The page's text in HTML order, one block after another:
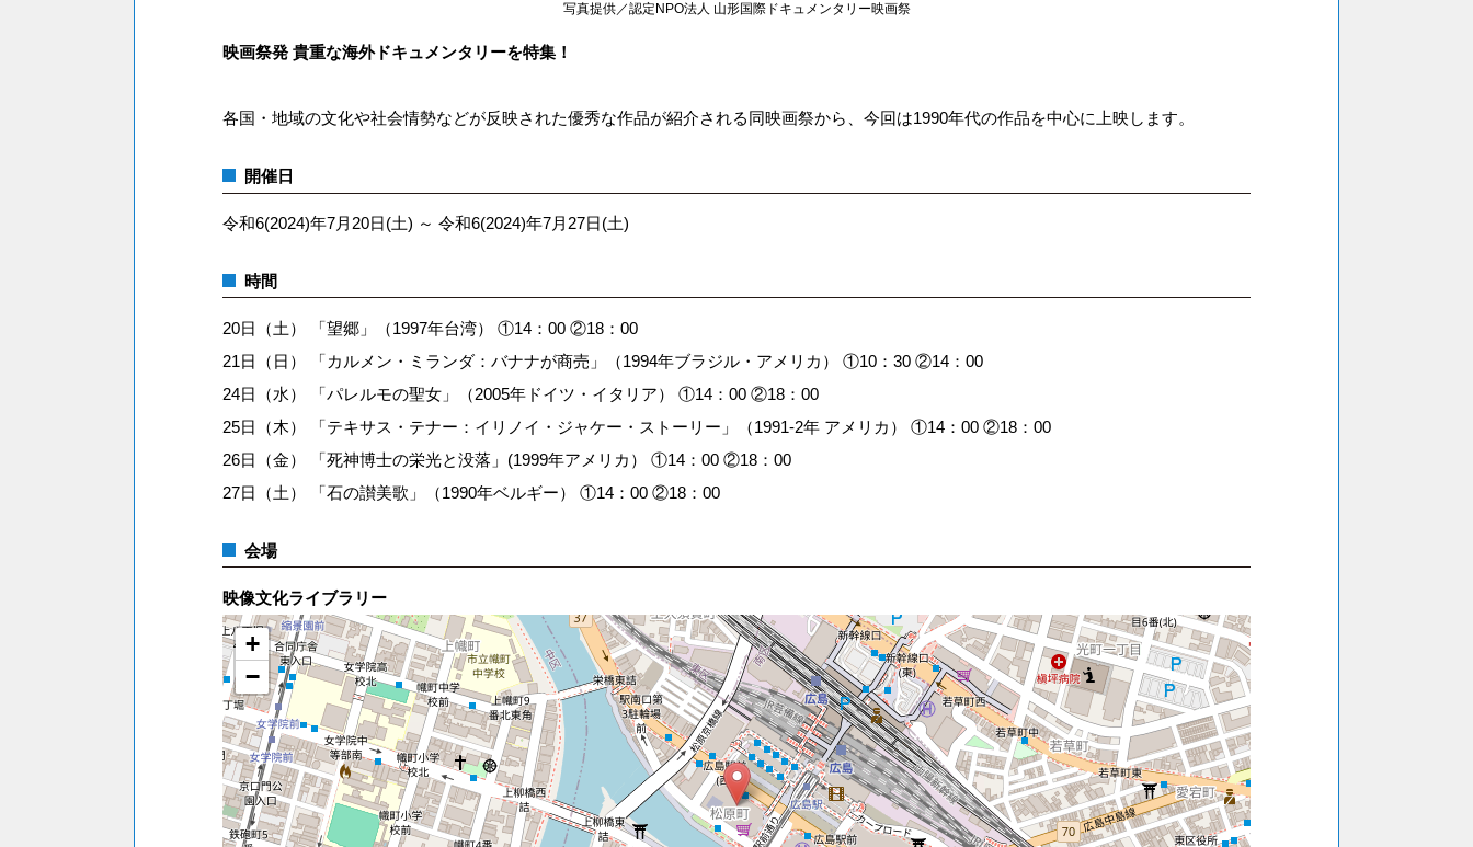
写真提供／認定NPO法人 山形国際ドキュメンタリー映画祭
映画祭発 貴重な海外ドキュメンタリーを特集！
各国・地域の文化や社会情勢などが反映された優秀な作品が紹介される同映画祭から、今回は1990年代の作品を中心に上映します。
開催日
令和6(2024)年7月20日(土) ～ 令和6(2024)年7月27日(土)
時間
20日（土） 「望郷」（1997年台湾） ①14：00 ②18：00
21日（日） 「カルメン・ミランダ：バナナが商売」（1994年ブラジル・アメリカ） ①10：30 ②14：00
24日（水） 「パレルモの聖女」（2005年ドイツ・イタリア） ①14：00 ②18：00
25日（木） 「テキサス・テナー：イリノイ・ジャケー・ストーリー」（1991-2年 アメリカ） ①14：00 ②18：00
26日（金） 「死神博士の栄光と没落」(1999年アメリカ） ①14：00 ②18：00
27日（土） 「石の讃美歌」（1990年ベルギー） ①14：00 ②18：00
会場
映像文化ライブラリー
+
−